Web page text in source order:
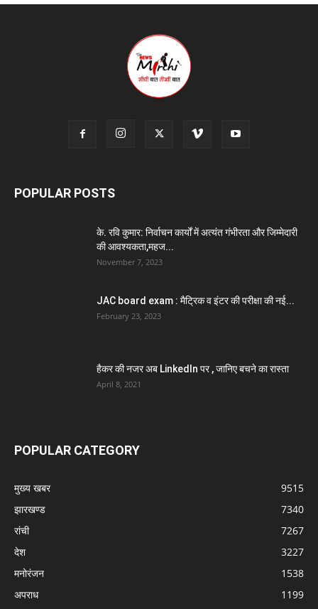
POPULAR POSTS
के. रवि कुमार: निर्वाचन कार्यों में अत्यंत गंभीरता और जिम्मेदारी
की आवश्यकता,महज...
November 7, 2023
JAC board exam : मैट्रिक व इंटर की परीक्षा की नई...
February 23, 2023
हैकर की नजर अब LinkedIn पर , जानिए बचने का रास्ता
April 8, 2021
POPULAR CATEGORY
मुख्य खबर
9515
झारखण्ड
7340
रांची
7267
देश
3227
मनोरंजन
1538
अपराध
1199